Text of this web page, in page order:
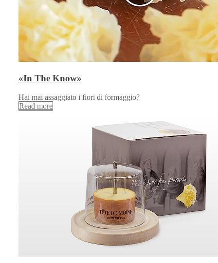
«In The Know»
Hai mai assaggiato i fiori di formaggio?
Read more